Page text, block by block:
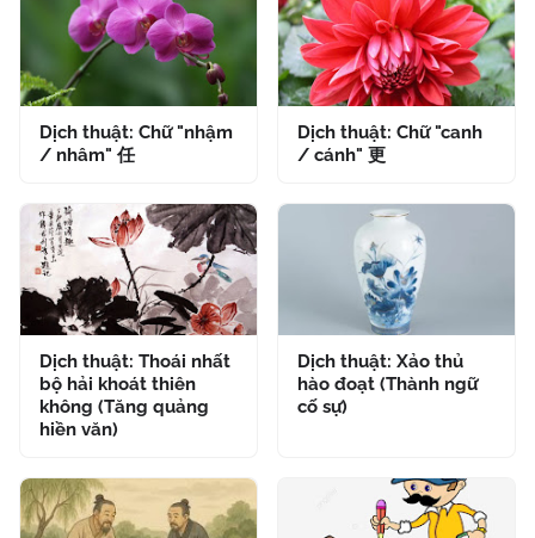
Dịch thuật: Chữ "nhậm
/ nhâm" 任
Dịch thuật: Chữ "canh
/ cánh" 更
Dịch thuật: Thoái nhất
bộ hải khoát thiên
không (Tăng quảng
hiền văn)
Dịch thuật: Xảo thủ
hào đoạt (Thành ngữ
cố sự)